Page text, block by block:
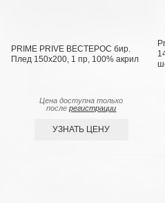
PRIME PRIVE ВЕСТЕРОС бир.
Плед 150x200, 1 пр, 100% акрил
Цена доступна только
послерегистрации
УЗНАТЬ ЦЕНУ